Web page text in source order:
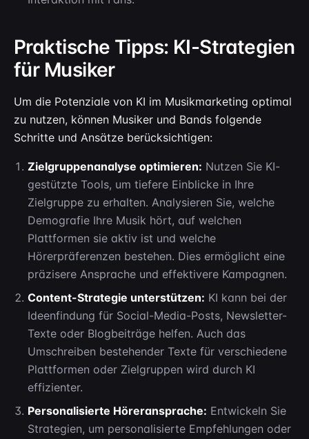
Praktische Tipps: KI-Strategien
für Musiker
Um die Potenziale von KI im Musikmarketing optimal
zu nutzen, können Musiker und Bands folgende
Schritte und Ansätze berücksichtigen:
Zielgruppenanalyse optimieren: Nutzen Sie KI-
gestützte Tools, um tiefere Einblicke in Ihre
Zielgruppe zu erhalten. Analysieren Sie, welche
Demografie Ihre Musik hört, auf welchen
Plattformen sie aktiv ist und welche
Hörerpräferenzen bestehen. Dies ermöglicht eine
präzisere Ansprache und effektivere Kampagnen.
Content-Strategie unterstützen: KI kann bei der
Ideenfindung für Social-Media-Posts, Newsletter-
Texte oder Blogbeiträge helfen. Auch das
Umschreiben bestehender Texte für verschiedene
Plattformen oder Zielgruppen wird durch KI
effizienter.
Personalisierte Höreransprache: Entwickeln Sie
Strategien, um personalisierte Empfehlungen oder